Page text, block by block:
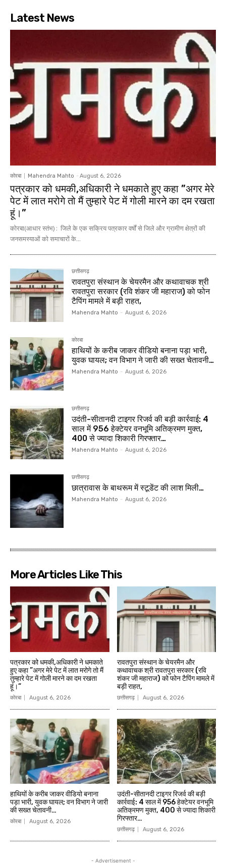
Latest News
कोरबा Mahendra Mahto - August 6, 2026
पत्रकार को धमकी,अधिकारी ने धमकाते हुए कहा ”अगर मेरे
पेट में लात मरोगे तो मैं तुम्हारे पेट में गोली मारने का दम रखता
हूं।”
कोरबा(आधार स्तंभ) : जिले के एक सक्रिय पत्रकार वर्षों से जिले और ग्रामीण क्षेत्रों की
जनसमस्याओं को समाचारों के...
छत्तीसगढ़
रावतपुरा संस्थान के चेयरमैन और कथावाचक श्री
रावतपुरा सरकार (रवि शंकर जी महाराज) को फोन
टैपिंग मामले में बड़ी राहत,
Mahendra Mahto - August 6, 2026
कोरबा
हाथियों के करीब जाकर वीडियो बनाना पड़ा भारी,
युवक घायल; वन विभाग ने जारी की सख्त चेतावनी…
Mahendra Mahto - August 6, 2026
छत्तीसगढ़
उदंती-सीतानदी टाइगर रिजर्व की बड़ी कार्रवाई: 4
साल में 956 हेक्टेयर वनभूमि अतिक्रमण मुक्त,
400 से ज्यादा शिकारी गिरफ्तार…
Mahendra Mahto - August 6, 2026
छत्तीसगढ़
छात्रावास के बाथरूम में स्टूडेंट की लाश मिली…
Mahendra Mahto - August 6, 2026
More Articles Like This
पत्रकार को धमकी,अधिकारी ने धमकाते
हुए कहा ”अगर मेरे पेट में लात मरोगे तो मैं
तुम्हारे पेट में गोली मारने का दम रखता
हूं।”
कोरबा August 6, 2026
रावतपुरा संस्थान के चेयरमैन और
कथावाचक श्री रावतपुरा सरकार (रवि
शंकर जी महाराज) को फोन टैपिंग मामले में
बड़ी राहत,
छत्तीसगढ़ August 6, 2026
हाथियों के करीब जाकर वीडियो बनाना
पड़ा भारी, युवक घायल; वन विभाग ने जारी
की सख्त चेतावनी…
कोरबा August 6, 2026
उदंती-सीतानदी टाइगर रिजर्व की बड़ी
कार्रवाई: 4 साल में 956 हेक्टेयर वनभूमि
अतिक्रमण मुक्त, 400 से ज्यादा शिकारी
गिरफ्तार…
छत्तीसगढ़ August 6, 2026
- Advertisement -